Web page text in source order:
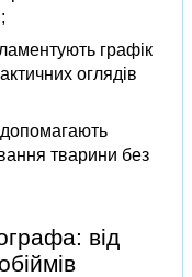
графік
оглядів
допомагають
тварини без
від